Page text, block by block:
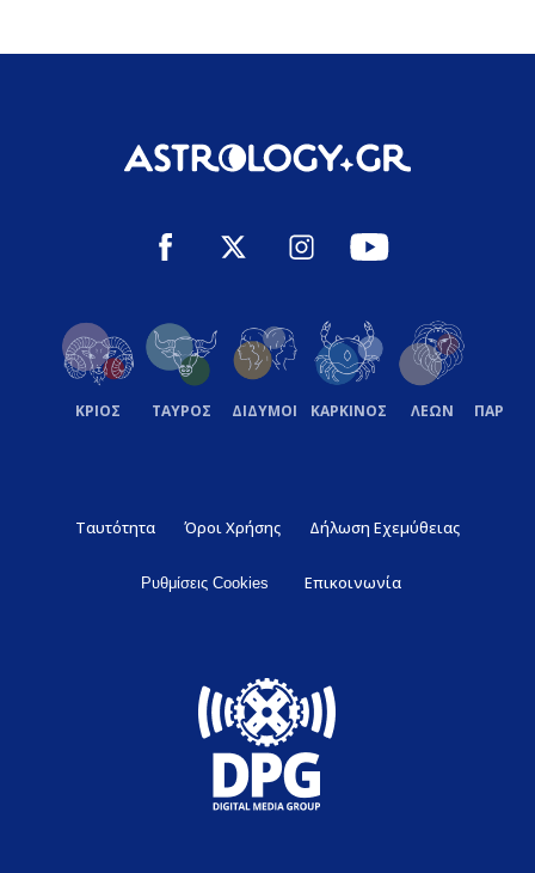
ΚΡΙΟΣ ΤΑΥΡΟΣ ΔΙΔΥΜΟΙ ΚΑΡΚΙΝΟΣ ΛΕΩΝ
Ταυτότητα Όροι Χρήσης Δήλωση Εχεμύθειας
Ρυθμίσεις Cookies Επικοινωνία